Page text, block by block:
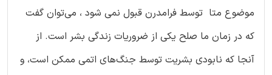
موضوع متا توسط فرامدرن قبول نمی شود ، می‌توان گفت
که در زمان ما صلح یکی از ضروریات زندگی بشر است. از
آنجا که نابودی بشریت توسط جنگ‌های اتمی ممکن است، و